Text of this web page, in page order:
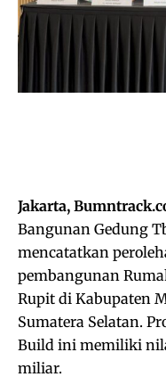
Jakarta,
Bangunan Gedung
mencatatkan
pembangunan
Rupit di Kabupaten
Sumatera Selatan.
Build ini memiliki
miliar.